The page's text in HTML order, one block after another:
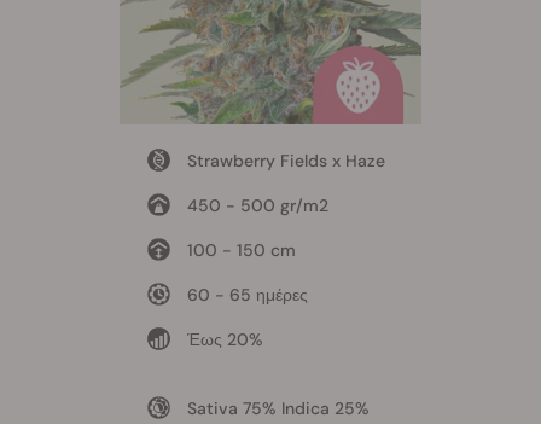
Strawberry Fields x Haze
450 - 500 gr/m2
100 - 150 cm
60 - 65 ημέρες
Έως 20%
Sativa 75% Indica 25%